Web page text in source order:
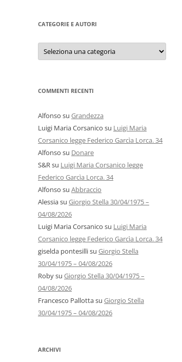
CATEGORIE E AUTORI
Categorie
autori
COMMENTI RECENTI
Alfonso su Grandezza
Luigi Maria Corsanico su Luigi Maria
Corsanico legge Federico Garcìa Lorca. 34
Alfonso su Donare
S&Rsu Luigi Maria Corsanico legge
Federico Garcìa Lorca. 34
Alfonso su Abbraccio
Alessiasu Giorgio Stella 30/04/1975 –
04/08/2026
Luigi Maria Corsanico su Luigi Maria
Corsanico legge Federico Garcìa Lorca. 34
giselda pontesillisu Giorgio Stella
30/04/1975 – 04/08/2026
Robysu Giorgio Stella 30/04/1975 –
04/08/2026
Francesco Pallottasu Giorgio Stella
30/04/1975 – 04/08/2026
ARCHIVI